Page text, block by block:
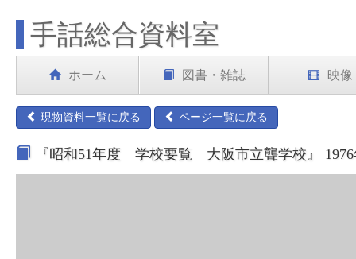
手話総合資料室
ホーム 図書・雑誌 映像
現物資料一覧に戻る ページ一覧に戻る
『昭和51年度 学校要覧 大阪市立聾学校』